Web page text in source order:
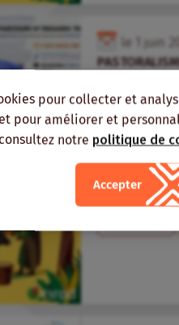
pour collecter et
pour améliorer et
notre politique de
Accepter
le juin
Pastoralisme
7 mai 2026
C’est quoi,